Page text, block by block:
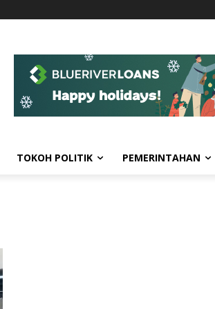
TOKOH POLITIK PEMERINTAHAN